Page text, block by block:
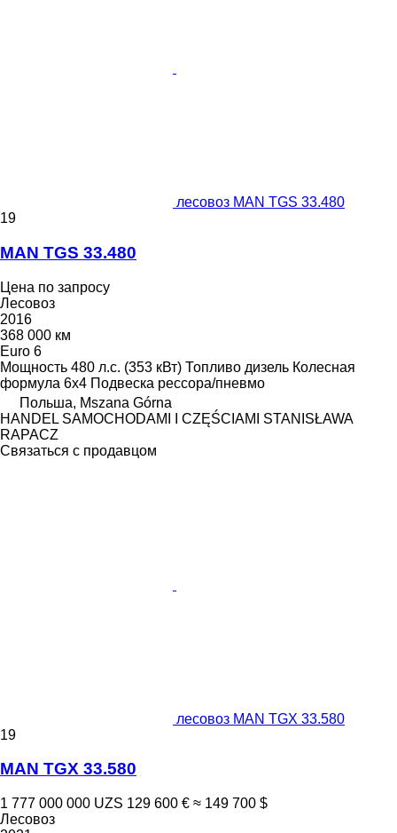
лесовоз MAN TGS 33.480
19
MAN TGS 33.480
Цена по запросу
Лесовоз
2016
368 000 км
Euro 6
Мощность 480 л.с. (353 кВт) Топливо дизель Колесная
формула 6x4 Подвеска рессора/пневмо
Польша, Mszana Górna
HANDEL SAMOCHODAMI I CZĘŚCIAMI STANISŁAWA
RAPACZ
Связаться с продавцом
лесовоз MAN TGX 33.580
19
MAN TGX 33.580
1 777 000 000 UZS 129 600 € ≈ 149 700 $
Лесовоз